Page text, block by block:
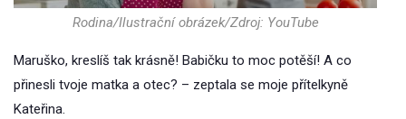
Rodina/Ilustrační obrázek/Zdroj: YouTube
Maruško, kreslíš tak krásně! Babičku to moc potěší! A co
přinesli tvoje matka a otec? – zeptala se moje přítelkyně
Kateřina.